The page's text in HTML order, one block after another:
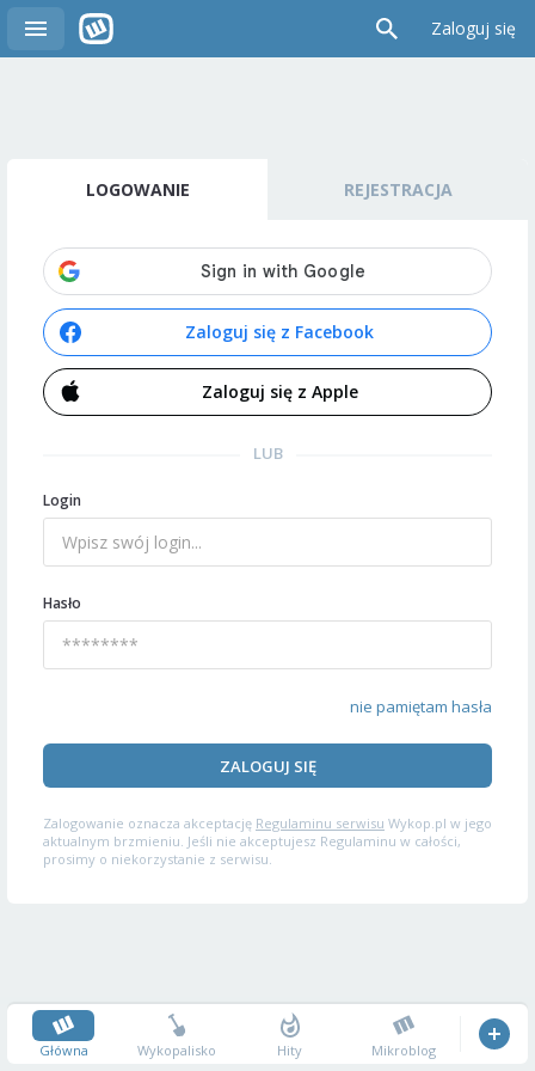
Zaloguj się
LOGOWANIE REJESTRACJA
Zaloguj się z Facebook
Zaloguj się z Apple
LUB
Login
Hasło
nie pamiętam hasła
ZALOGUJ SIĘ
Zalogowanie oznacza akceptację Regulaminu serwisu Wykop.pl w jego
aktualnym brzmieniu. Jeśli nie akceptujesz Regulaminu w całości,
prosimy o niekorzystanie z serwisu.
Główna Wykopalisko Hity Mikroblog